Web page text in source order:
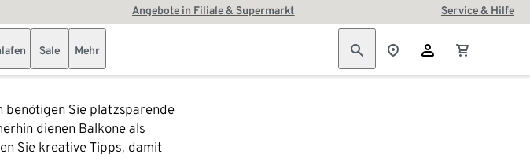
Angebote in Filiale & Supermarkt Service & Hilfe
Sale Mehr
benötigen Sie platzsparende
dienen Balkone als
Sie kreative Tipps, damit